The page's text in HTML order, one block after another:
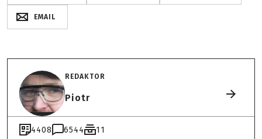
EMAIL
REDAKTOR
Piotr
4408 6544 11